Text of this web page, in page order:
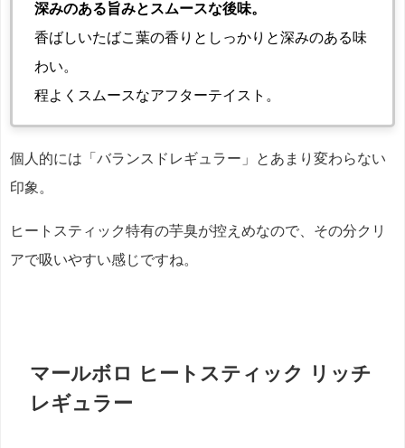
深みのある旨みとスムースな後味。
香ばしいたばこ葉の香りとしっかりと深みのある味
わい。
程よくスムースなアフターテイスト。
個人的には「バランスドレギュラー」とあまり変わらない
印象。
ヒートスティック特有の芋臭が控えめなので、その分クリ
アで吸いやすい感じですね。
マールボロ ヒートスティック リッチ
レギュラー